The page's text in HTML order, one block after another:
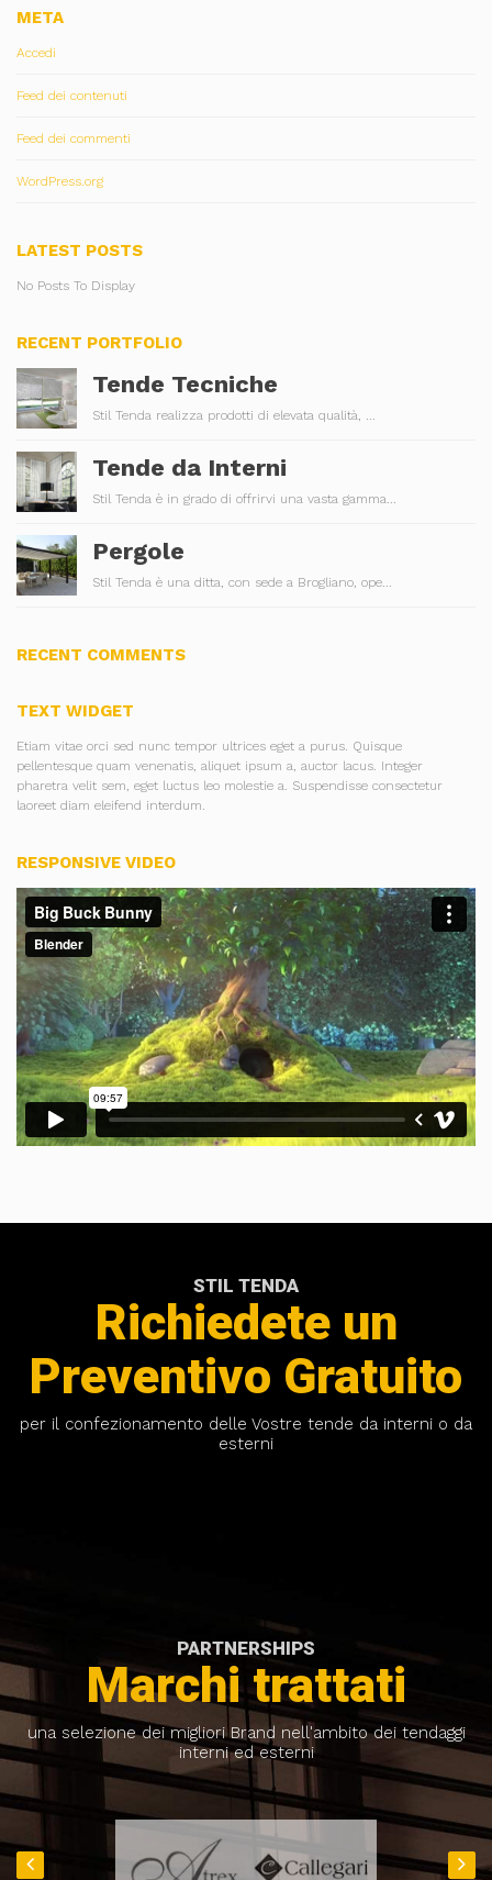
META
Accedi
Feed dei contenuti
Feed dei commenti
WordPress.org
LATEST POSTS
No Posts To Display
RECENT PORTFOLIO
Tende Tecniche
Stil Tenda realizza prodotti di elevata qualità, ...
Tende da Interni
Stil Tenda è in grado di offrirvi una vasta gamma...
Pergole
Stil Tenda è una ditta, con sede a Brogliano, ope...
RECENT COMMENTS
TEXT WIDGET
Etiam vitae orci sed nunc tempor ultrices eget a purus. Quisque
pellentesque quam venenatis, aliquet ipsum a, auctor lacus. Integer
pharetra velit sem, eget luctus leo molestie a. Suspendisse consectetur
laoreet diam eleifend interdum.
RESPONSIVE VIDEO
STIL TENDA
Richiedete un
Preventivo Gratuito
per il confezionamento delle Vostre tende da interni o da
esterni
PARTNERSHIPS
Marchi trattati
una selezione dei migliori Brand nell'ambito dei tendaggi
interni ed esterni